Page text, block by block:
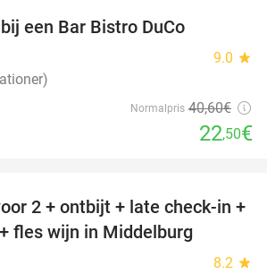
een Bar Bistro DuCo
9.0 star
Normalpris 40,60€
22,50€
52%
2 + ontbijt + late check-in +
fles wijn in Middelburg
8.2 star